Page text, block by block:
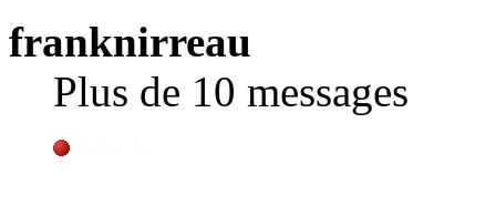
franknirreau
Plus de 10 messages